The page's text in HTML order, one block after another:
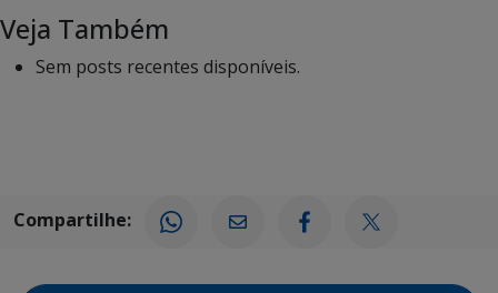
Veja Também
Sem posts recentes disponíveis.
Compartilhe: